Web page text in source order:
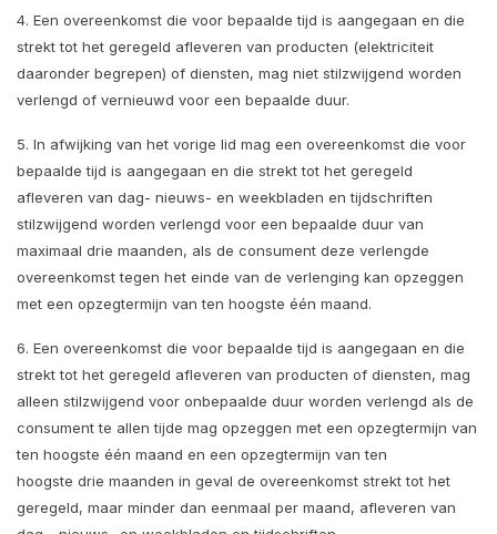
4. Een overeenkomst die voor bepaalde tijd is aangegaan en die
strekt tot het geregeld afleveren van producten (elektriciteit
daaronder begrepen) of diensten, mag niet stilzwijgend worden
verlengd of vernieuwd voor een bepaalde duur.
5. In afwijking van het vorige lid mag een overeenkomst die voor
bepaalde tijd is aangegaan en die strekt tot het geregeld
afleveren van dag- nieuws- en weekbladen en tijdschriften
stilzwijgend worden verlengd voor een bepaalde duur van
maximaal drie maanden, als de consument deze verlengde
overeenkomst tegen het einde van de verlenging kan opzeggen
met een opzegtermijn van ten hoogste één maand.
6. Een overeenkomst die voor bepaalde tijd is aangegaan en die
strekt tot het geregeld afleveren van producten of diensten, mag
alleen stilzwijgend voor onbepaalde duur worden verlengd als de
consument te allen tijde mag opzeggen met een opzegtermijn van
ten hoogste één maand en een opzegtermijn van ten
hoogste drie maanden in geval de overeenkomst strekt tot het
geregeld, maar minder dan eenmaal per maand, afleveren van